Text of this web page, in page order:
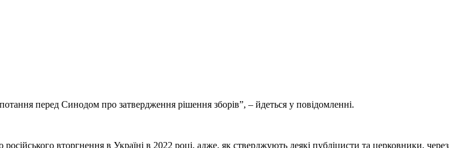
перед Синодом про затвердження рішення зборів”, – йдеться у повідомленні.
вторгнення в Україні в 2022 році, адже, як стверджують деякі публіцисти та церковники, через